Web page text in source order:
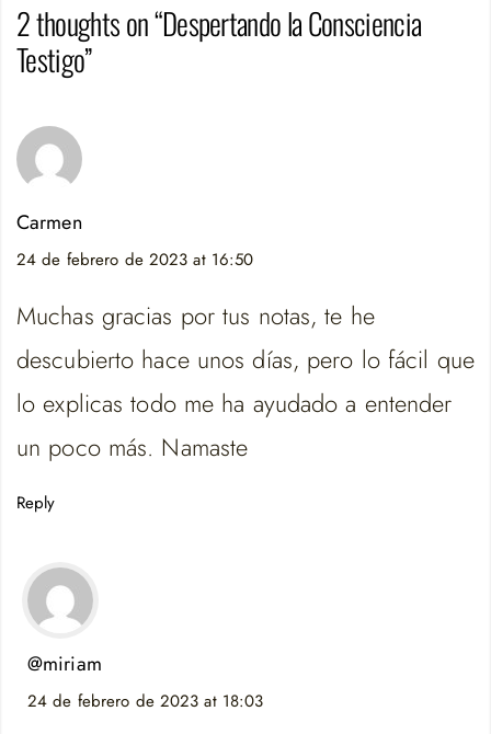
2 thoughts on “Despertando la Consciencia
Testigo”
Carmen
24 de febrero de 2023 at 16:50
Muchas gracias por tus notas, te he
descubierto hace unos días, pero lo fácil que
lo explicas todo me ha ayudado a entender
un poco más. Namaste
Reply
@miriam
24 de febrero de 2023 at 18:03